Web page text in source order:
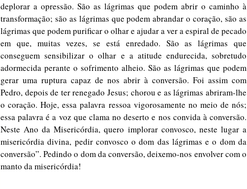
deplorar a opressão. São as lágrimas que podem abrir o caminho à
transformação; são as lágrimas que podem abrandar o coração, são as
lágrimas que podem purificar o olhar e ajudar a ver a espiral de pecado
em que, muitas vezes, se está enredado. São as lágrimas que
conseguem sensibilizar o olhar e a atitude endurecida, sobretudo
adormecida perante o sofrimento alheio. São as lágrimas que podem
gerar uma ruptura capaz de nos abrir à conversão. Foi assim com
Pedro, depois de ter renegado Jesus; chorou e as lágrimas abriram-lhe
o coração. Hoje, essa palavra ressoa vigorosamente no meio de nós;
essa palavra é a voz que clama no deserto e nos convida à conversão.
Neste Ano da Misericórdia, quero implorar convosco, neste lugar a
misericórdia divina, pedir convosco o dom das lágrimas e o dom da
conversão”. Pedindo o dom da conversão, deixemo-nos envolver com o
manto da misericórdia!